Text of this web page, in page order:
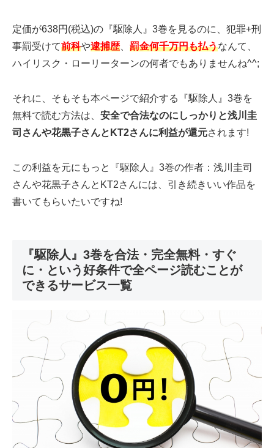
定価が638円(税込)の『駆除人』3巻を見るのに、犯罪+刑
事罰受けて前科や逮捕歴、 罰金何千万円も払うなんて、
ハイリスク・ローリーターンの何者でもありませんね^^;
それに、そもそも本ページで紹介する『駆除人』3巻を
無料で読む方法は、 安全で合法なのにしっかりと浅川圭
司さんや花黒子さんとKT2さんに利益が還元されます!
この利益を元にもっと『駆除人』3巻の作者：浅川圭司
さんや花黒子さんとKT2さんには、引き続きいい作品を
書いてもらいたいですね!
『駆除人』3巻を合法・完全無料・すぐ
に・という好条件で全ページ読むことが
できるサービス一覧